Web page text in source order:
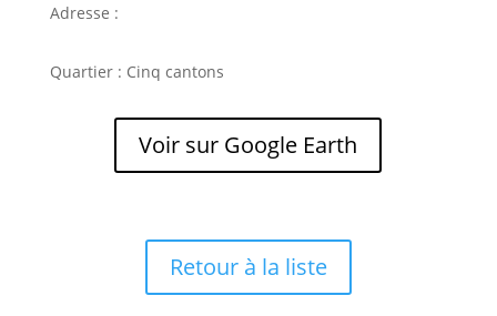
Adresse :
Quartier : Cinq cantons
Voir sur Google Earth
Retour à la liste